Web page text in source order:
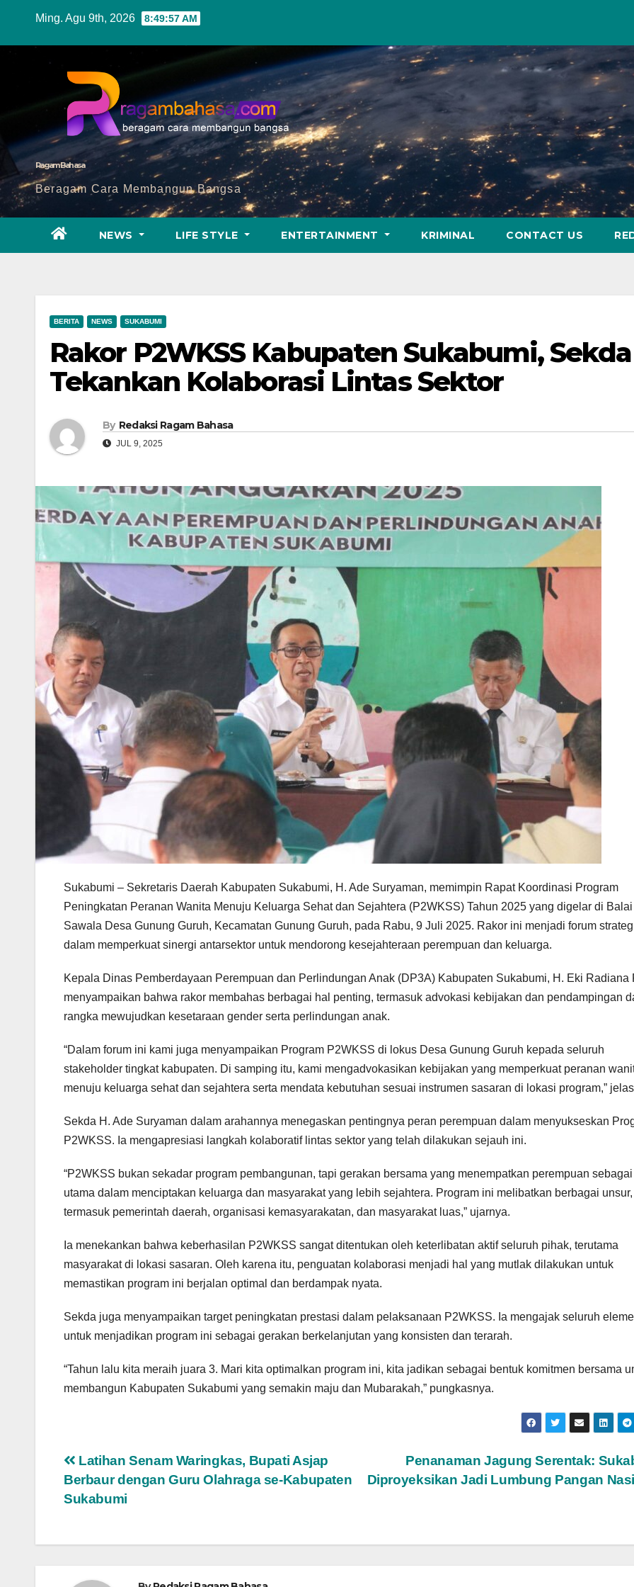
Ming. Agu 9th, 2026 8:49:59 AM
Ragam Bahasa
Beragam Cara Membangun Bangsa
NEWS LIFE STYLE ENTERTAINMENT KRIMINAL CONTACT US
BERITA NEWS SUKABUMI
Rakor P2WKSS Kabupaten Sukabumi, Sekda
Tekankan Kolaborasi Lintas Sektor
By Redaksi Ragam Bahasa
JUL 9, 2025
Sukabumi – Sekretaris Daerah Kabupaten Sukabumi, H. Ade Suryaman, memimpin Rapat Koordinasi Program
Peningkatan Peranan Wanita Menuju Keluarga Sehat dan Sejahtera (P2WKSS) Tahun 2025 yang digelar di Balai
Sawala Desa Gunung Guruh, Kecamatan Gunung Guruh, pada Rabu, 9 Juli 2025. Rakor ini menjadi forum
dalam memperkuat sinergi antarsektor untuk mendorong kesejahteraan perempuan dan keluarga.
Kepala Dinas Pemberdayaan Perempuan dan Perlindungan Anak (DP3A) Kabupaten Sukabumi, H. Eki Radiana
menyampaikan bahwa rakor membahas berbagai hal penting, termasuk advokasi kebijakan dan pendampingan
rangka mewujudkan kesetaraan gender serta perlindungan anak.
“Dalam forum ini kami juga menyampaikan Program P2WKSS di lokus Desa Gunung Guruh kepada seluruh
stakeholder tingkat kabupaten. Di samping itu, kami mengadvokasikan kebijakan yang memperkuat peranan
menuju keluarga sehat dan sejahtera serta mendata kebutuhan sesuai instrumen sasaran di lokasi program,”
Sekda H. Ade Suryaman dalam arahannya menegaskan pentingnya peran perempuan dalam menyukseskan
P2WKSS. Ia mengapresiasi langkah kolaboratif lintas sektor yang telah dilakukan sejauh ini.
“P2WKSS bukan sekadar program pembangunan, tapi gerakan bersama yang menempatkan perempuan
utama dalam menciptakan keluarga dan masyarakat yang lebih sejahtera. Program ini melibatkan berbagai unsur,
termasuk pemerintah daerah, organisasi kemasyarakatan, dan masyarakat luas,” ujarnya.
Ia menekankan bahwa keberhasilan P2WKSS sangat ditentukan oleh keterlibatan aktif seluruh pihak, terutama
masyarakat di lokasi sasaran. Oleh karena itu, penguatan kolaborasi menjadi hal yang mutlak dilakukan untuk
memastikan program ini berjalan optimal dan berdampak nyata.
Sekda juga menyampaikan target peningkatan prestasi dalam pelaksanaan P2WKSS. Ia mengajak seluruh
untuk menjadikan program ini sebagai gerakan berkelanjutan yang konsisten dan terarah.
“Tahun lalu kita meraih juara 3. Mari kita optimalkan program ini, kita jadikan sebagai bentuk komitmen bersama
membangun Kabupaten Sukabumi yang semakin maju dan Mubarakah,” pungkasnya.
Navigasi
pos
Penanaman Jagung Serentak:
Diproyeksikan Jadi Lumbung Pangan
Latihan Senam Waringkas, Bupati Asjap
Berbaur dengan Guru Olahraga se-Kabupaten
Sukabumi